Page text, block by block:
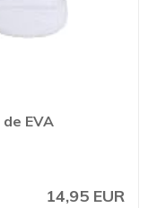
EVA
14,95 EUR